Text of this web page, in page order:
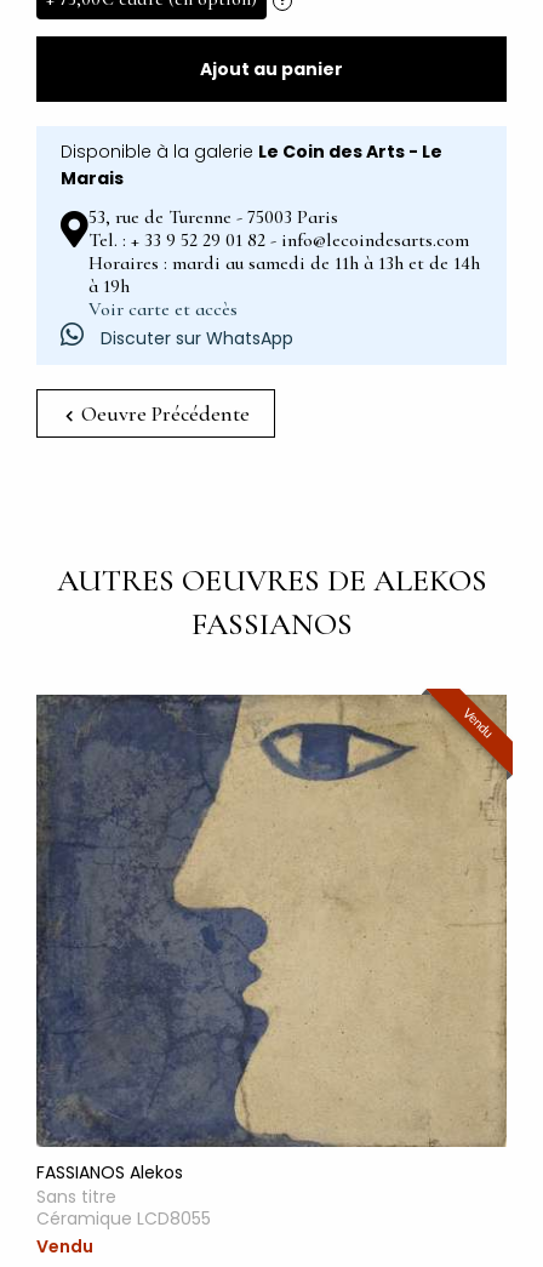
Ajout au panier
Disponible à la galerie Le Coin des Arts - Le
Marais
53, rue de Turenne - 75003 Paris
Tel. : + 33 9 52 29 01 82 - info@lecoindesarts.com
Horaires : mardi au samedi de 11h à 13h et de 14h
à 19h
Voir carte et accès
Discuter sur WhatsApp
Oeuvre Précédente
AUTRES OEUVRES DE ALEKOS
FASSIANOS
Vendu
FASSIANOS Alekos
Sans titre
Céramique LCD8055
Vendu